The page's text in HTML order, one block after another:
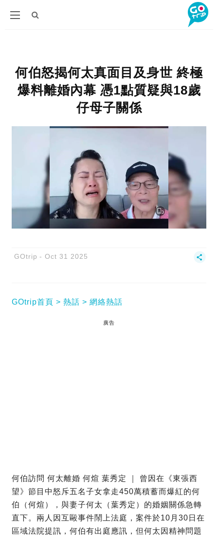
何伯怒揭何太真面目及身世 終極
爆料離婚內幕 憑1點質疑與18歲
仔母子關係
GOtrip Oct 31 2025
GOtrip首頁 熱話 網絡熱話
廣告
何伯訪問 何太離婚 何煊 葉秀定 ｜ 曾因在《東張西
望》節目中怒斥五名子女拿走450萬積蓄而爆紅的何
伯（何煊），與妻子何太（葉秀定）的婚姻關係急轉
直下。兩人因互毆事件鬧上法庭，案件於10月30日在
區域法院提訊，何伯有出庭應訊，但何太因精神問題